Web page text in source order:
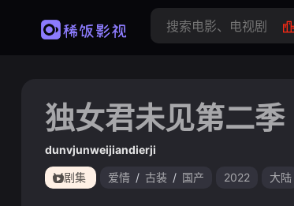
独女君未见第二季
dunvjunweijiandierji
剧集 爱情 / 古装 / 国产 2022 大陆